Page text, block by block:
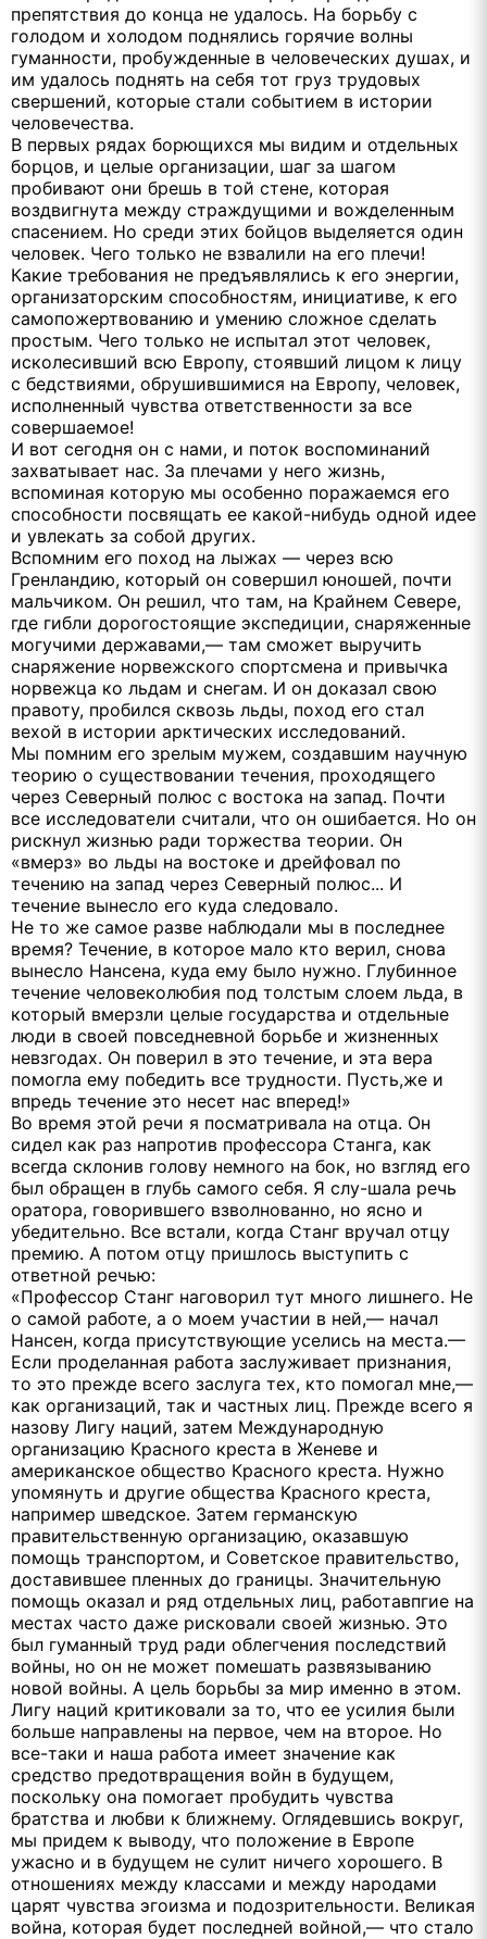
препятствия до конца не удалось. На борьбу с
голодом и холодом поднялись горячие волны
гуманности, пробужденные в человеческих душах, и
им удалось поднять на себя тот груз трудовых
свершений, которые стали событием в истории
человечества.
В первых рядах борющихся мы видим и отдельных
борцов, и целые организации, шаг за шагом
пробивают они брешь в той стене, которая
воздвигнута между страждущими и вожделенным
спасением. Но среди этих бойцов выделяется один
человек. Чего только не взвалили на его плечи!
Какие требования не предъявлялись к его энергии,
организаторским способностям, инициативе, к его
самопожертвованию и умению сложное сделать
простым. Чего только не испытал этот человек,
исколесивший всю Европу, стоявший лицом к лицу
с бедствиями, обрушившимися на Европу, человек,
исполненный чувства ответственности за все
совершаемое!
И вот сегодня он с нами, и поток воспоминаний
захватывает нас. За плечами у него жизнь,
вспоминая которую мы особенно поражаемся его
способности посвящать ее какой-нибудь одной идее
и увлекать за собой других.
Вспомним его поход на лыжах — через всю
Гренландию, который он совершил юношей, почти
мальчиком. Он решил, что там, на Крайнем Севере,
где гибли дорогостоящие экспедиции, снаряженные
могучими державами,— там сможет выручить
снаряжение норвежского спортсмена и привычка
норвежца ко льдам и снегам. И он доказал свою
правоту, пробился сквозь льды, поход его стал
вехой в истории арктических исследований.
Мы помним его зрелым мужем, создавшим научную
теорию о существовании течения, проходящего
через Северный полюс с востока на запад. Почти
все исследователи считали, что он ошибается. Но он
рискнул жизнью ради торжества теории. Он
«вмерз» во льды на востоке и дрейфовал по
течению на запад через Северный полюс... И
течение вынесло его куда следовало.
Не то же самое разве наблюдали мы в последнее
время? Течение, в которое мало кто верил, снова
вынесло Нансена, куда ему было нужно. Глубинное
течение человеколюбия под толстым слоем льда, в
который вмерзли целые государства и отдельные
люди в своей повседневной борьбе и жизненных
невзгодах. Он поверил в это течение, и эта вера
помогла ему победить все трудности. Пусть,же и
впредь течение это несет нас вперед!»
Во время этой речи я посматривала на отца. Он
сидел как раз напротив профессора Станга, как
всегда склонив голову немного на бок, но взгляд его
был обращен в глубь самого себя. Я слу-шала речь
оратора, говорившего взволнованно, но ясно и
убедительно. Все встали, когда Станг вручал отцу
премию. А потом отцу пришлось выступить с
ответной речью:
«Профессор Станг наговорил тут много лишнего. Не
о самой работе, а о моем участии в ней,— начал
Нансен, когда присутствующие уселись на места.—
Если проделанная работа заслуживает признания,
то это прежде всего заслуга тех, кто помогал мне,—
как организаций, так и частных лиц. Прежде всего я
назову Лигу наций, затем Международную
организацию Красного креста в Женеве и
американское общество Красного креста. Нужно
упомянуть и другие общества Красного креста,
например шведское. Затем германскую
правительственную организацию, оказавшую
помощь транспортом, и Советское правительство,
доставившее пленных до границы. Значительную
помощь оказал и ряд отдельных лиц, работавпгие на
местах часто даже рисковали своей жизнью. Это
был гуманный труд ради облегчения последствий
войны, но он не может помешать развязыванию
новой войны. А цель борьбы за мир именно в этом.
Лигу наций критиковали за то, что ее усилия были
больше направлены на первое, чем на второе. Но
все-таки и наша работа имеет значение как
средство предотвращения войн в будущем,
поскольку она помогает пробудить чувства
братства и любви к ближнему. Оглядевшись вокруг,
мы придем к выводу, что положение в Европе
ужасно и в будущем не сулит ничего хорошего. В
отношениях между классами и между народами
царят чувства эгоизма и подозрительности. Великая
война, которая будет последней войной,— что стало